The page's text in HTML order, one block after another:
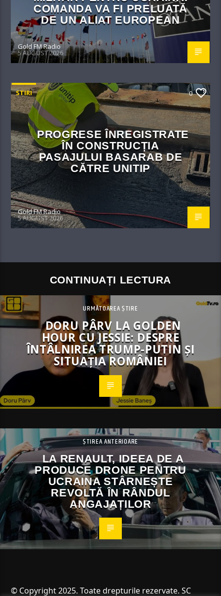
COMANDA VA FI PRELUATĂ
DE UN ALIAT EUROPEAN
Gold FM Radio
5 AUGUST 2026
STIRI 0
PROGRESE ÎNREGISTRATE
ÎN CONSTRUCȚIA
PASAJULUI BASARAB DE
CĂTRE UNITIP
Gold FM Radio
5 AUGUST 2026
CONTINUAȚI LECTURA
URMĂTOAREA ȘTIRE
DORU PÂRV LA GOLDEN
HOUR CU JESSIE: DESPRE
ÎNTÂLNIREA TRUMP-PUTIN ȘI
SITUAȚIA ROMÂNIEI
ȘTIREA ANTERIOARE
LA RENAULT, IDEEA DE A
PRODUCE DRONE PENTRU
UCRAINA STÂRNEȘTE
REVOLTĂ ÎN RÂNDUL
ANGAJAȚILOR
© Copyright 2025. Toate drepturile rezervate. SC